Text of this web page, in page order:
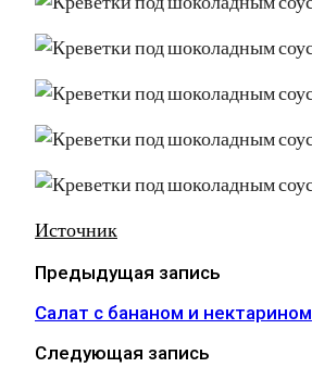
Источник
Предыдущая запись
Салат с бананом и нектарином
Следующая запись